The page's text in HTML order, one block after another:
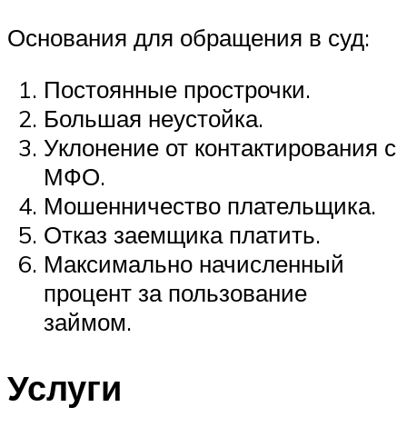
Основания для обращения в суд:
Постоянные прострочки.
Большая неустойка.
Уклонение от контактирования с
МФО.
Мошенничество плательщика.
Отказ заемщика платить.
Максимально начисленный
процент за пользование
займом.
Услуги